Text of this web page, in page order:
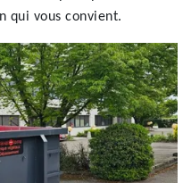
qui vous convient.